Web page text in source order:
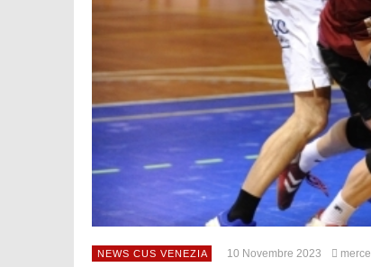
NEWS CUS VENEZIA 10 Novembre 2023